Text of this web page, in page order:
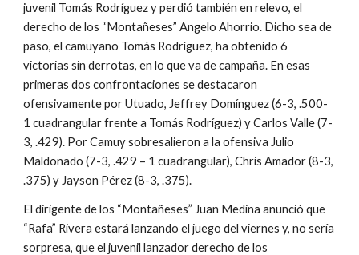
juvenil Tomás Rodríguez y perdió también en relevo, el
derecho de los “Montañeses” Angelo Ahorrio. Dicho sea de
paso, el camuyano Tomás Rodríguez, ha obtenido 6
victorias sin derrotas, en lo que va de campaña. En esas
primeras dos confrontaciones se destacaron
ofensivamente por Utuado, Jeffrey Domínguez (6-3, .500-
1 cuadrangular frente a Tomás Rodríguez) y Carlos Valle (7-
3, .429). Por Camuy sobresalieron a la ofensiva Julio
Maldonado (7-3, .429 – 1 cuadrangular), Chris Amador (8-3,
.375) y Jayson Pérez (8-3, .375).
El dirigente de los “Montañeses” Juan Medina anunció que
“Rafa” Rivera estará lanzando el juego del viernes y, no sería
sorpresa, que el juvenil lanzador derecho de los